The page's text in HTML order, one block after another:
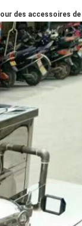
des accessoires